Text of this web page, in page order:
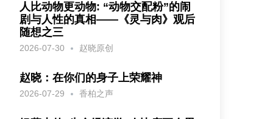
人比动物更动物: “动物交配粉”的闹
剧与人性的真相——《灵与肉》观后
随想之三
2026-07-30 赵晓原创
赵晓：在你们的身子上荣耀神
2026-07-29 香柏之声